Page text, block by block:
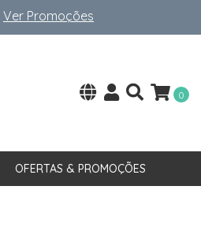
Ver Promoções
0
OFERTAS & PROMOÇÕES